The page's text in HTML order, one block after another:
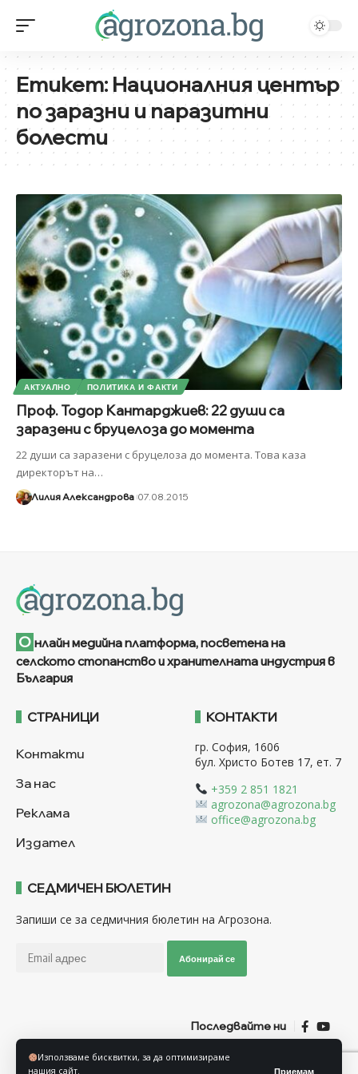
Използваме бисквитки, за да оптимизираме
нашия сайт.
Приемам
Етикет:Националния център
по заразни и паразитни
болести
АКТУАЛНО ПОЛИТИКА И ФАКТИ
Проф. Тодор Кантарджиев: 22 души са
заразени с бруцелоза до момента
22 души са заразени с бруцелоза до момента. Това каза
директорът на…
Лилия Александрова 07.08.2015
О нлайн медийна платформа, посветена на
селското стопанство и хранителната индустрия в
България
СТРАНИЦИ
Контакти
За нас
Реклама
Издател
КОНТАКТИ
гр. София, 1606
бул. Христо Ботев 17, ет. 7
+359 2 851 1821
agrozona@agrozona.bg
office@agrozona.bg
СЕДМИЧЕН БЮЛЕТИН
Запиши се за седмичния бюлетин на Агрозона.
Абонирай се
Последвайте ни
Общи условия Политика за използване на “Бисквитки”